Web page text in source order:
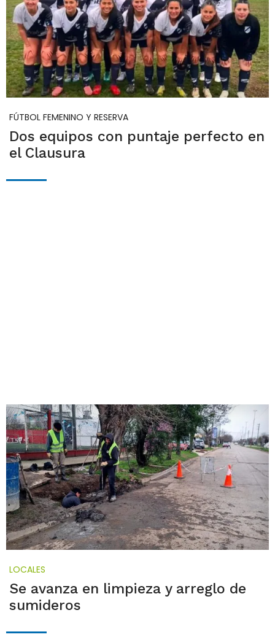
FÚTBOL FEMENINO Y RESERVA
Dos equipos con puntaje perfecto en
el Clausura
LOCALES
Se avanza en limpieza y arreglo de
sumideros